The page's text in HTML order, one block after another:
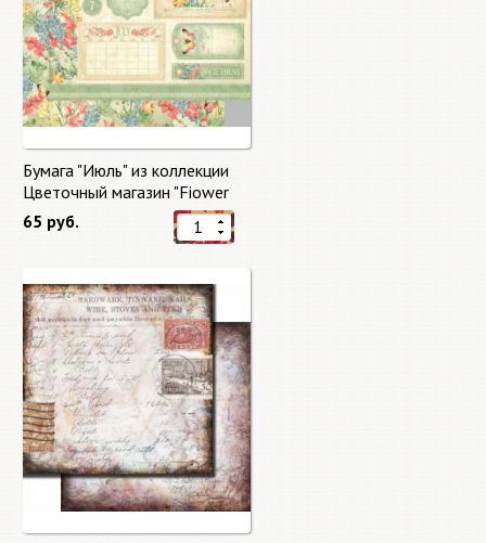
Бумага "Июль" из коллекции
Цветочный магазин "Fiower
Market"
65 руб.